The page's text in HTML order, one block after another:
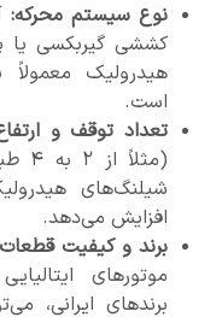
نوع سیستم محرکه:
کششی گیربکسی یا
هیدرولیک معمولاً
است.
تعداد توقف و
شیلنگ‌های
افزایش می‌دهد.
برند و کیفیت
موتورهای